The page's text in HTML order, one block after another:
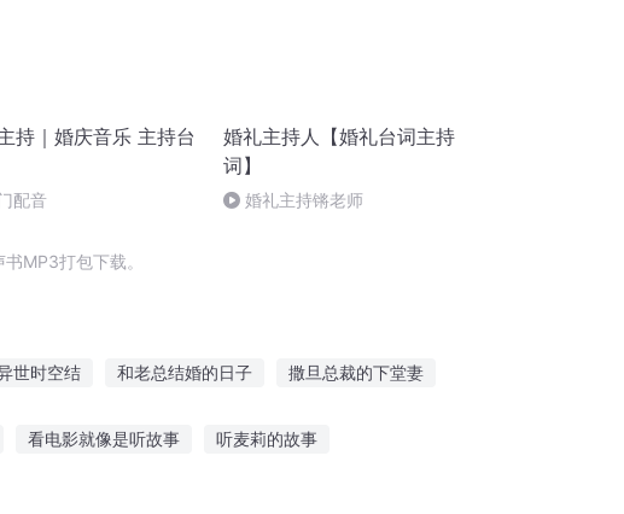
持｜婚庆音乐 主持台
配音
婚礼主持人【婚礼台词主持
词】
婚礼主持锵老师
MP3打包下载。
世时空结 和老总结婚的日子 撒旦总裁的下堂妻
看电影就像是听故事 听麦莉的故事